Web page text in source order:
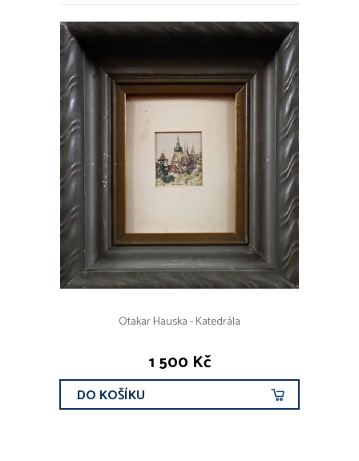
Otakar Hauska - Katedrála
1 500 Kč
DO KOŠÍKU